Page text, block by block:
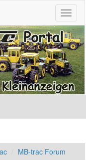
MB-trac Forum